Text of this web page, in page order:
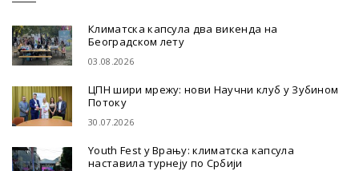
Климатска капсула два викенда на
Београдском лету
03.08.2026
ЦПН шири мрежу: нови Научни клуб у Зубином
Потоку
30.07.2026
Youth Fest у Врању: климатска капсула
наставила турнеју по Србији